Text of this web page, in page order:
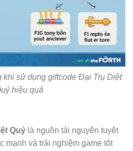
khi sử dụng giftcode Đại Trụ Diệt
hiệu quả
Quỷ là nguồn tài nguyên tuyệt
mạnh và trải nghiệm game tốt